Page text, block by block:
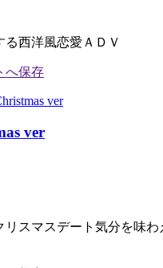
る西洋風恋愛ＡＤＶ
ver
リスマスデート気分を味わ